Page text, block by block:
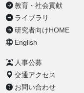
教育・社会貢献
ライブラリ
研究者向けHOME
English
人事公募
交通アクセス
お問い合わせ